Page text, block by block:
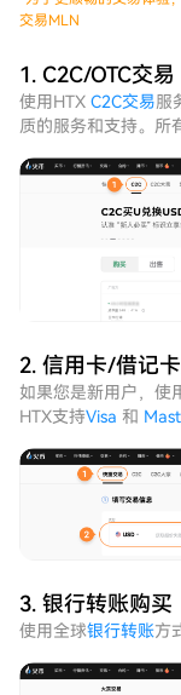
交易MLN
1. C2C/OTC交易
使用HTX C2C交易服
质的服务和支持。所
2. 信用卡/借记
如果您是新用户，使
HTX支持Visa 和
3. 银行转账购买
使用全球银行转账方